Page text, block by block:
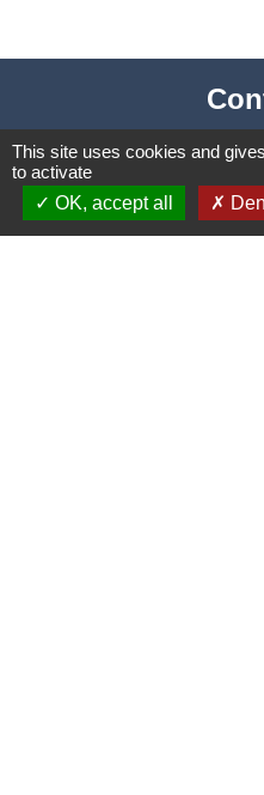
Mairie
41120
+33 2
This site uses cookies and
to activate
OK, accept all